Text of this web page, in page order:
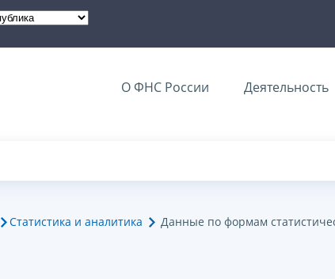
О ФНС России Деятельность
Статистика и аналитика Данные по формам